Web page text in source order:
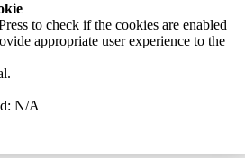
to check if the cookies are enabled
appropriate user experience to the
N/A